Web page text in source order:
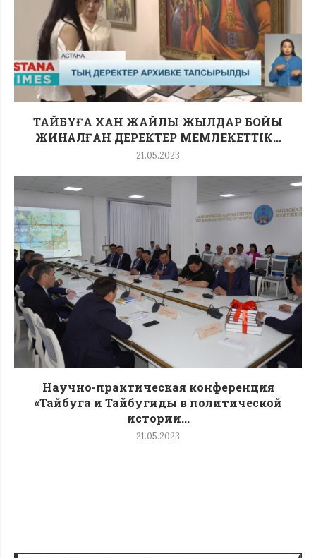
ТАЙБҰҒА ХАН ЖАЙЛЫ ЖЫЛДАР БОЙЫ
ЖИНАЛҒАН ДЕРЕКТЕР МЕМЛЕКЕТТІК...
21.05.2023
Научно-практическая конференция
«Тайбуга и Тайбугиды в политической
истории...
21.05.2023